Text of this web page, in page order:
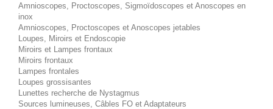
Amnioscopes, Proctoscopes, Sigmoïdoscopes et Anoscopes en
inox
Amnioscopes, Proctoscopes et Anoscopes jetables
Loupes, Miroirs et Endoscopie
Miroirs et Lampes frontaux
Miroirs frontaux
Lampes frontales
Loupes grossisantes
Lunettes recherche de Nystagmus
Sources lumineuses, Câbles FO et Adaptateurs